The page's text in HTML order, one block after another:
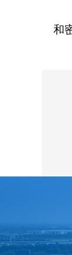
和